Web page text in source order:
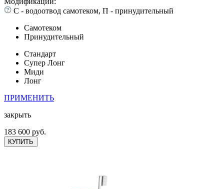
С - водоотвод самотеком, П - принудительный
Самотеком
Принудительный
Стандарт
Супер Лонг
Миди
Лонг
ПРИМЕНИТЬ
закрыть
183 600 руб.
КУПИТЬ